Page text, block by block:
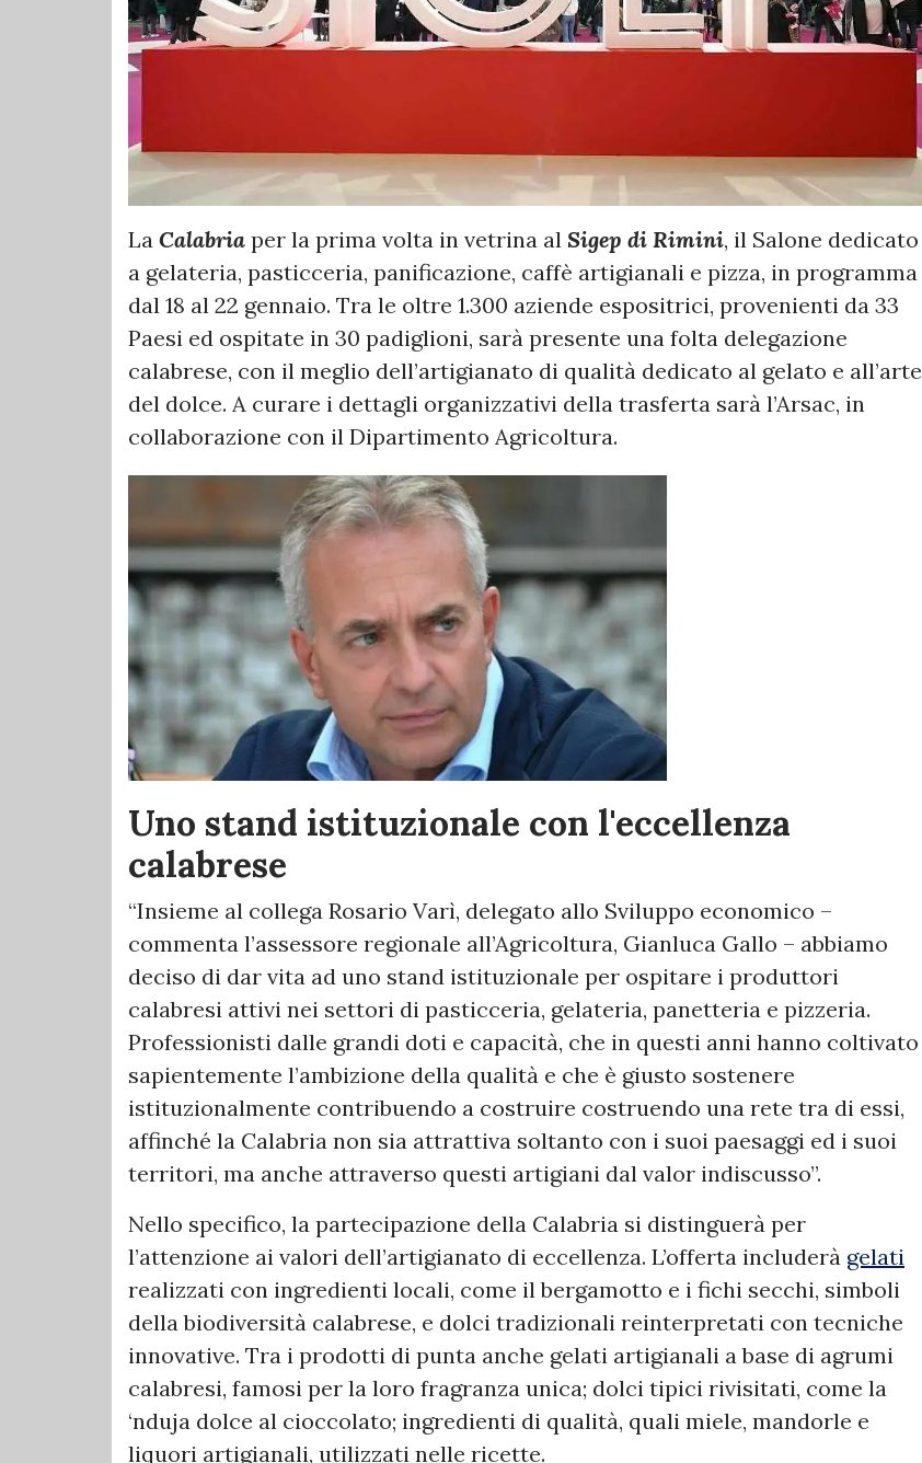
La Calabria per la prima volta in vetrina al Sigep di Rimini, il Salone dedicato
a gelateria, pasticceria, panificazione, caffè artigianali e pizza, in programma
dal 18 al 22 gennaio. Tra le oltre 1.300 aziende espositrici, provenienti da 33
Paesi ed ospitate in 30 padiglioni, sarà presente una folta delegazione
calabrese, con il meglio dell’artigianato di qualità dedicato al gelato e all’arte
del dolce. A curare i dettagli organizzativi della trasferta sarà l’Arsac, in
collaborazione con il Dipartimento Agricoltura.
Uno stand istituzionale con l'eccellenza
calabrese
“Insieme al collega Rosario Varì, delegato allo Sviluppo economico –
commenta l’assessore regionale all’Agricoltura, Gianluca Gallo – abbiamo
deciso di dar vita ad uno stand istituzionale per ospitare i produttori
calabresi attivi nei settori di pasticceria, gelateria, panetteria e pizzeria.
Professionisti dalle grandi doti e capacità, che in questi anni hanno coltivato
sapientemente l’ambizione della qualità e che è giusto sostenere
istituzionalmente contribuendo a costruire costruendo una rete tra di essi,
affinché la Calabria non sia attrattiva soltanto con i suoi paesaggi ed i suoi
territori, ma anche attraverso questi artigiani dal valor indiscusso”.
Nello specifico, la partecipazione della Calabria si distinguerà per
l’attenzione ai valori dell’artigianato di eccellenza. L’offerta includerà gelati
realizzati con ingredienti locali, come il bergamotto e i fichi secchi, simboli
della biodiversità calabrese, e dolci tradizionali reinterpretati con tecniche
innovative. Tra i prodotti di punta anche gelati artigianali a base di agrumi
calabresi, famosi per la loro fragranza unica; dolci tipici rivisitati, come la
‘nduja dolce al cioccolato; ingredienti di qualità, quali miele, mandorle e
liquori artigianali, utilizzati nelle ricette.